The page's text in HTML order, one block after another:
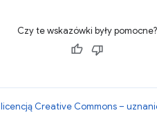
Czy te wskazówki były pomocne?
licencją Creative Commons –